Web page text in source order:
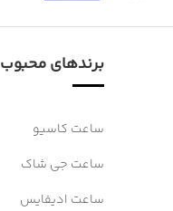
برندهای محبوب
ساعت کاسیو
ساعت جی شاک
ساعت ادیفایس